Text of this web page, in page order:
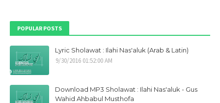
Februari 2022
Desember 2021 1
Oktober 2021
September 2021
April 2021
POPULAR POSTS
Lyric Sholawat : Ilahi Nas'aluk (Arab & Latin)
9/30/2016 01:52:00 AM
Download MP3 Sholawat : Ilahi Nas'aluk - Gus
Wahid Ahbabul Musthofa